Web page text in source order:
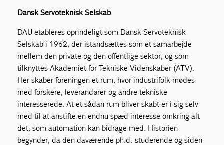
Dansk Servoteknisk Selskab
DAU etableres oprindeligt som Dansk Servoteknisk
Selskab i 1962, der istandsættes som et samarbejde
mellem den private og den offentlige sektor, og som
tilknyttes Akademiet for Tekniske Videnskaber (ATV).
Her skaber foreningen et rum, hvor industrifolk mødes
med forskere, leverandører og andre tekniske
interesserede. At et sådan rum bliver skabt er i sig selv
med til at anstifte en endnu spæd interesse omkring alt
det, som automation kan bidrage med. Historien
begynder, da den daværende ph.d.-studerende og siden